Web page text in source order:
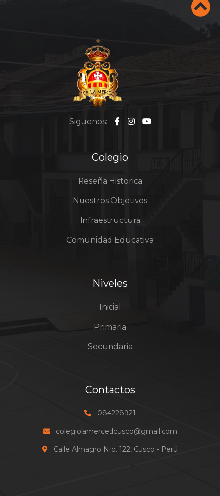
Siguenos:
Colegio
Reseña Historica
Nuestros Objetivos
Infraestructura
Comunidad Educativa
Niveles
Inicial
Primaria
Secundaria
Contactos
084228921
colegiolamercedcusco@gmail.com
Calle Almagro Nro. 122, Cusco - Perú